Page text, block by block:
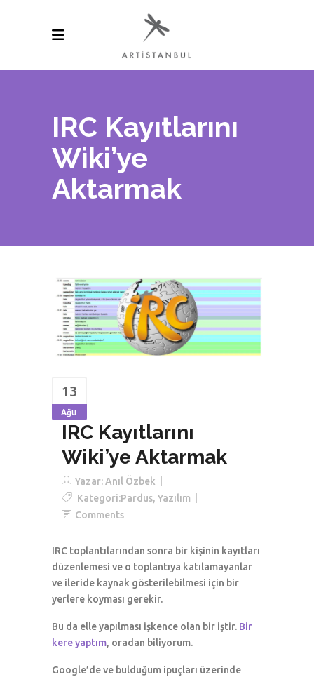
IRC Kayıtlarını
Wiki’ye
Aktarmak
13
Ağu
IRC Kayıtlarını
Wiki’ye Aktarmak
Yazar:Anıl Özbek
Kategori:Pardus, Yazılım
Comments
IRC toplantılarından sonra bir kişinin kayıtları
düzenlemesi ve o toplantıya katılamayanlar
ve ileride kaynak gösterilebilmesi için bir
yerlere koyması gerekir.
Bu da elle yapılması işkence olan bir iştir. Bir
kere yaptım, oradan biliyorum.
Google’de ve bulduğum ipuçları üzerinde